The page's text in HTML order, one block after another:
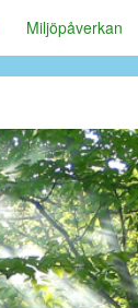
Miljöpåverkan